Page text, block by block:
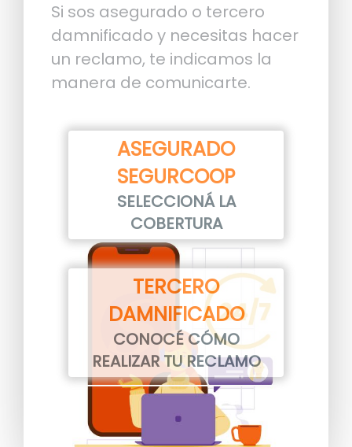
Si sos asegurado o tercero
damnificado y necesitas hacer
un reclamo, te indicamos la
manera de comunicarte.
ASEGURADO
SEGURCOOP
SELECCIONÁ LA
COBERTURA
TERCERO
DAMNIFICADO
CONOCÉ CÓMO
REALIZAR TU RECLAMO